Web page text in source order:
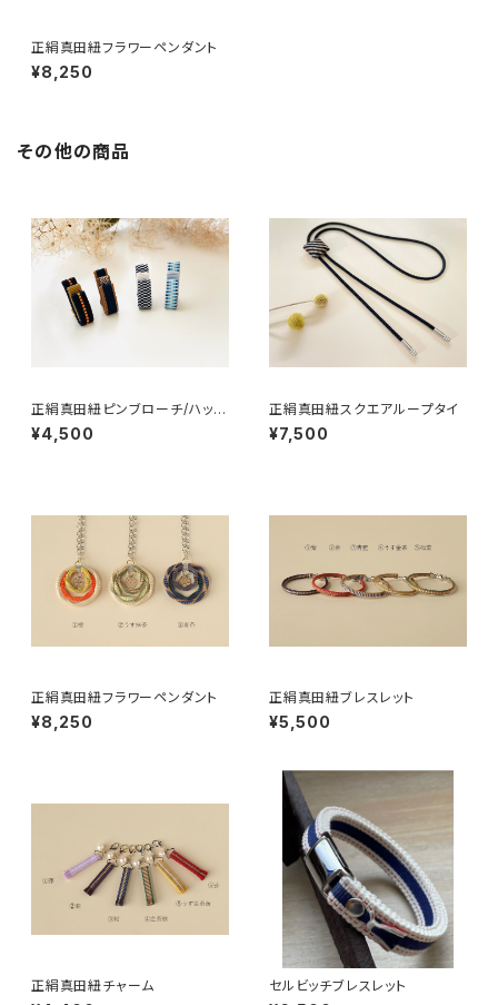
正絹真田紐フラワーペンダント
¥8,250
その他の商品
正絹真田紐ピンブローチ/ハット
ピン
¥4,500
正絹真田紐スクエアループタイ
¥7,500
正絹真田紐フラワーペンダント
¥8,250
正絹真田紐ブレスレット
¥5,500
正絹真田紐チャーム セルビッチブレスレット